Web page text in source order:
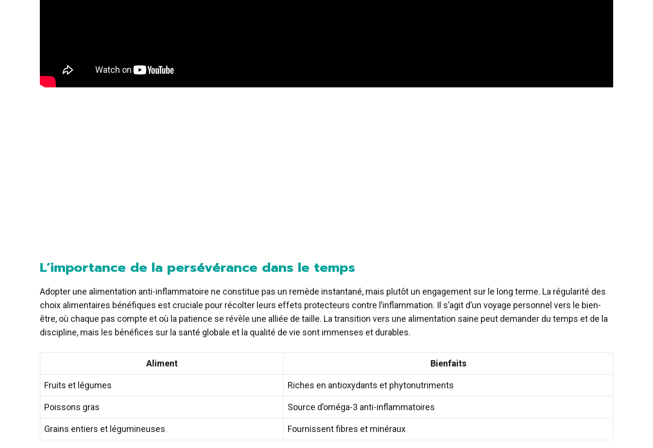
L’importance de la persévérance dans le temps
Adopter une alimentation anti-inflammatoire ne constitue pas un remède instantané, mais plutôt un engagement sur le long terme. La régularité des
choix alimentaires bénéfiques est cruciale pour récolter leurs effets protecteurs contre l’inflammation. Il s’agit d’un voyage personnel vers le bien-
être, où chaque pas compte et où la patience se révèle une alliée de taille. La transition vers une alimentation saine peut demander du temps et de la
discipline, mais les bénéfices sur la santé globale et la qualité de vie sont immenses et durables.
Aliment Bienfaits
Fruits et légumes Riches en antioxydants et phytonutriments
Poissons gras Source d’oméga-3 anti-inflammatoires
Grains entiers et légumineuses Fournissent fibres et minéraux